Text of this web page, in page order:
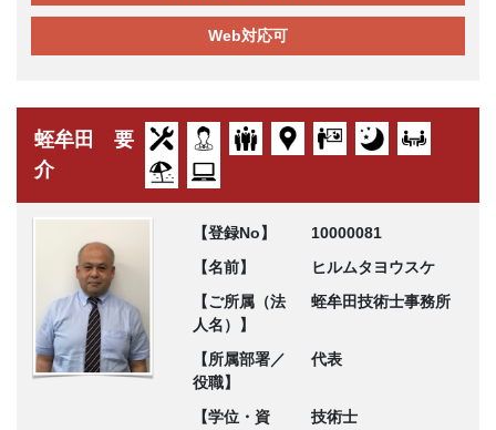
Web対応可
蛭牟田 要
介
【登録No】
10000081
【名前】
ヒルムタヨウスケ
【ご所属（法
人名）】
蛭牟田技術士事務所
【所属部署／
役職】
代表
【学位・資 技術士